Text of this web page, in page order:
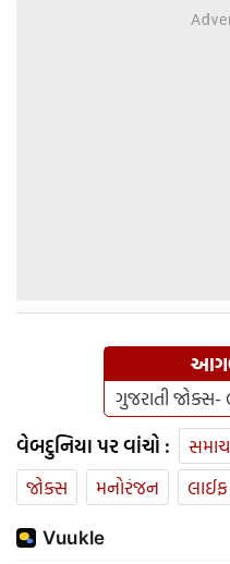
ગુજરાતી
વેબદુનિયા પર વાંચો :
જોક્સ
મનોરંજન